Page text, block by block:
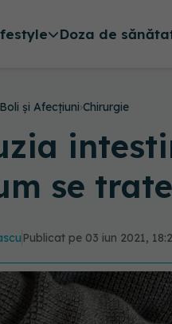
Doza de
Boli și Afecțiuni›Chirurgie
se
Publicat pe 03 iun 2021,